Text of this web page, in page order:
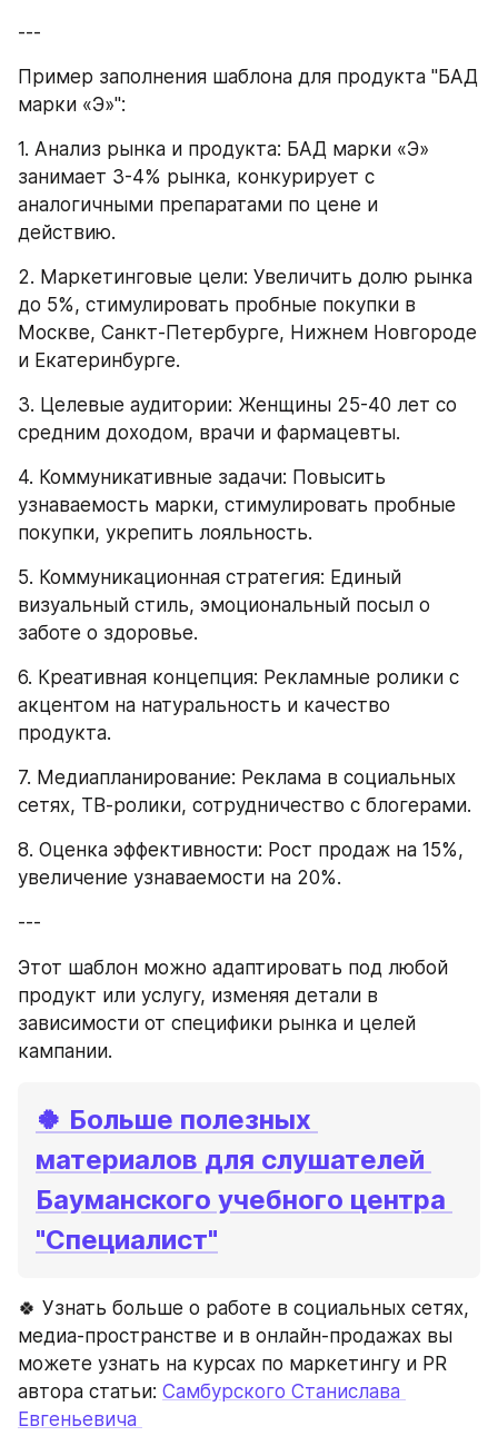
---
Пример заполнения шаблона для продукта "БАД
марки «Э»":
1. Анализ рынка и продукта: БАД марки «Э»
занимает 3-4% рынка, конкурирует с
аналогичными препаратами по цене и
действию.
2. Маркетинговые цели: Увеличить долю рынка
до 5%, стимулировать пробные покупки в
Москве, Санкт-Петербурге, Нижнем Новгороде
и Екатеринбурге.
3. Целевые аудитории: Женщины 25-40 лет со
средним доходом, врачи и фармацевты.
4. Коммуникативные задачи: Повысить
узнаваемость марки, стимулировать пробные
покупки, укрепить лояльность.
5. Коммуникационная стратегия: Единый
визуальный стиль, эмоциональный посыл о
заботе о здоровье.
6. Креативная концепция: Рекламные ролики с
акцентом на натуральность и качество
продукта.
7. Медиапланирование: Реклама в социальных
сетях, ТВ-ролики, сотрудничество с блогерами.
8. Оценка эффективности: Рост продаж на 15%,
увеличение узнаваемости на 20%.
---
Этот шаблон можно адаптировать под любой
продукт или услугу, изменяя детали в
зависимости от специфики рынка и целей
кампании.
🍀 Больше полезных
материалов для слушателей
Бауманского учебного центра
"Специалист"
🍀 Узнать больше о работе в социальных сетях,
медиа-пространстве и в онлайн-продажах вы
можете узнать на курсах по маркетингу и PR
автора статьи: Самбурского Станислава
Евгеньевича